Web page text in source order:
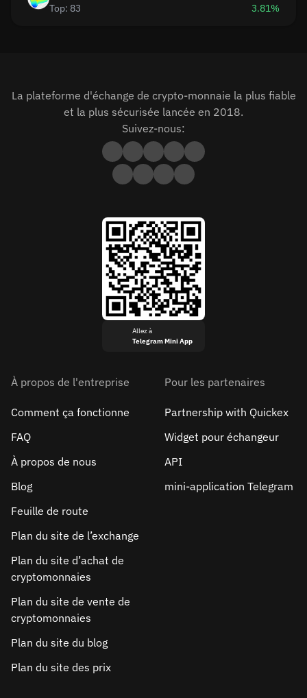
Top: 83 3.81%
La plateforme d'échange de crypto-monnaie la plus fiable
et la plus sécurisée lancée en 2018.
Suivez-nous:
Allez à
Telegram Mini App
À propos de l'entreprise
Comment ça fonctionne
FAQ
À propos de nous
Blog
Feuille de route
Plan du site de l’exchange
Plan du site d’achat de
cryptomonnaies
Plan du site de vente de
cryptomonnaies
Plan du site du blog
Plan du site des prix
Pour les partenaires
Partnership with Quickex
Widget pour échangeur
API
mini-application Telegram